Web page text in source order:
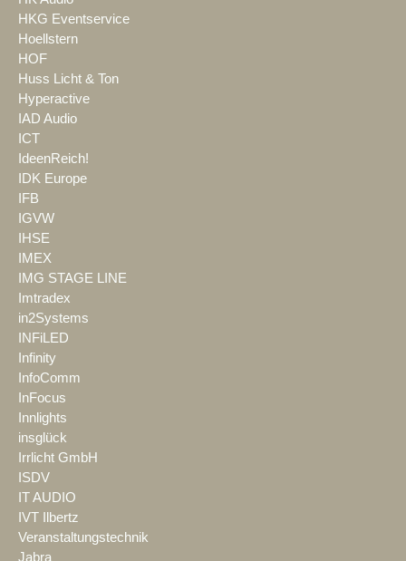
HKG Eventservice
Hoellstern
HOF
Huss Licht & Ton
Hyperactive
IAD Audio
ICT
IdeenReich!
IDK Europe
IFB
IGVW
IHSE
IMEX
IMG STAGE LINE
Imtradex
in2Systems
INFiLED
Infinity
InfoComm
InFocus
Innlights
insglück
Irrlicht GmbH
ISDV
IT AUDIO
IVT Ilbertz
Veranstaltungstechnik
Jabra